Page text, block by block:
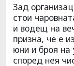
Зад
стои
и водещ на
призна, че е
юни и броя на
според нея